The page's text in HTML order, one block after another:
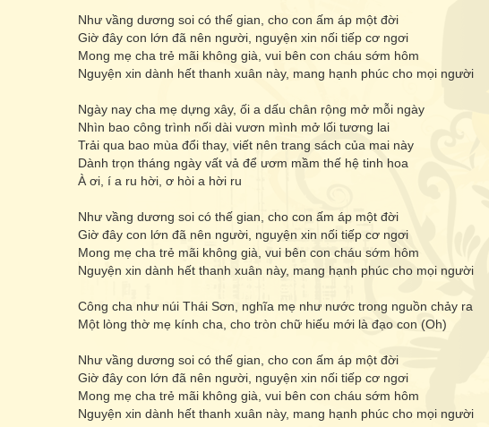
Như vầng dương soi có thế gian, cho con ấm áp một đời
Giờ đây con lớn đã nên người, nguyện xin nối tiếp cơ ngơi
Mong mẹ cha trẻ mãi không già, vui bên con cháu sớm hôm
Nguyện xin dành hết thanh xuân này, mang hạnh phúc cho mọi người
Ngày nay cha mẹ dựng xây, ối a dấu chân rộng mở mỗi ngày
Nhìn bao công trình nối dài vươn mình mở lối tương lai
Trải qua bao mùa đổi thay, viết nên trang sách của mai này
Dành trọn tháng ngày vất vả để ươm mầm thế hệ tinh hoa
À ơi, í a ru hời, ơ hòi a hời ru
Như vầng dương soi có thế gian, cho con ấm áp một đời
Giờ đây con lớn đã nên người, nguyện xin nối tiếp cơ ngơi
Mong mẹ cha trẻ mãi không già, vui bên con cháu sớm hôm
Nguyện xin dành hết thanh xuân này, mang hạnh phúc cho mọi người
Công cha như núi Thái Sơn, nghĩa mẹ như nước trong nguồn chảy ra
Một lòng thờ mẹ kính cha, cho tròn chữ hiếu mới là đạo con (Oh)
Như vầng dương soi có thế gian, cho con ấm áp một đời
Giờ đây con lớn đã nên người, nguyện xin nối tiếp cơ ngơi
Mong mẹ cha trẻ mãi không già, vui bên con cháu sớm hôm
Nguyện xin dành hết thanh xuân này, mang hạnh phúc cho mọi người